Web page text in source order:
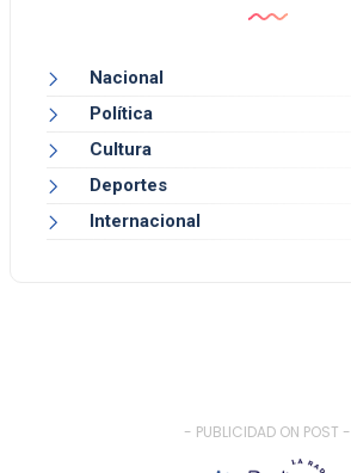
Nacional
Política
Cultura
Deportes
Internacional
- PUBLICIDAD ON POST -